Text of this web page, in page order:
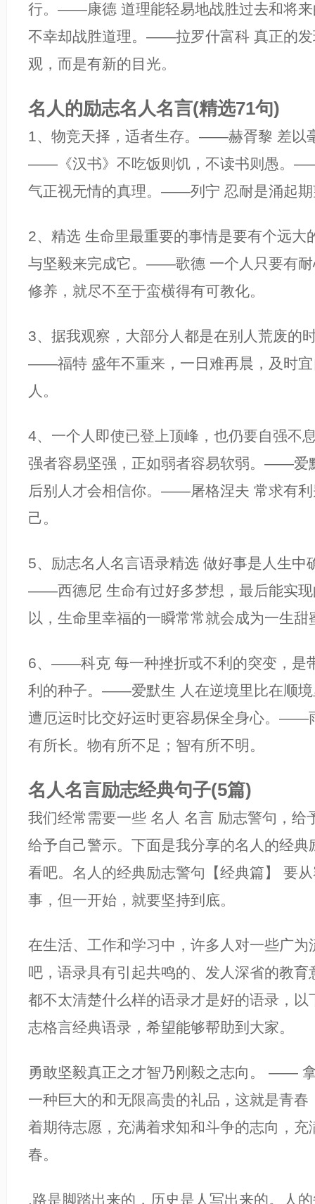
行。——康德 道理能轻易地战胜过去和将来
不幸却战胜道理。——拉罗什富科 真正的发
观，而是有新的目光。
名人的励志名人名言(精选71句)
1、物竞天择，适者生存。——赫胥黎 差以
——《汉书》不吃饭则饥，不读书则愚。
气正视无情的真理。——列宁 忍耐是涌起期
2、精选 生命里最重要的事情是要有个远大
与坚毅来完成它。——歌德 一个人只要有耐
修养，就尽不至于蛮横得有可教化。
3、据我观察，大部分人都是在别人荒废的
——福特 盛年不重来，一日难再晨，及时宜
人。
4、一个人即使已登上顶峰，也仍要自强不
强者容易坚强，正如弱者容易软弱。——爱
后别人才会相信你。——屠格涅夫 常求有
己。
5、励志名人名言语录精选 做好事是人生中
——西德尼 生命有过好多梦想，最后能实现
以，生命里幸福的一瞬常常就会成为一生甜
6、——科克 每一种挫折或不利的突变，是
利的种子。——爱默生 人在逆境里比在顺境
遭厄运时比交好运时更容易保全身心。——
有所长。物有所不足；智有所不明。
名人名言励志经典句子(5篇)
我们经常需要一些 名人 名言 励志警句，给
给予自己警示。下面是我分享的名人的经典
看吧。名人的经典励志警句【经典篇】 要
事，但一开始，就要坚持到底。
在生活、工作和学习中，许多人对一些广为
吧，语录具有引起共鸣的、发人深省的教育
都不太清楚什么样的语录才是好的语录，以
志格言经典语录，希望能够帮助到大家。
勇敢坚毅真正之才智乃刚毅之志向。 ——
一种巨大的和无限高贵的礼品，这就是青春
着期待志愿，充满着求知和斗争的志向，充
春。
.路是脚踏出来的，历史是人写出来的。人